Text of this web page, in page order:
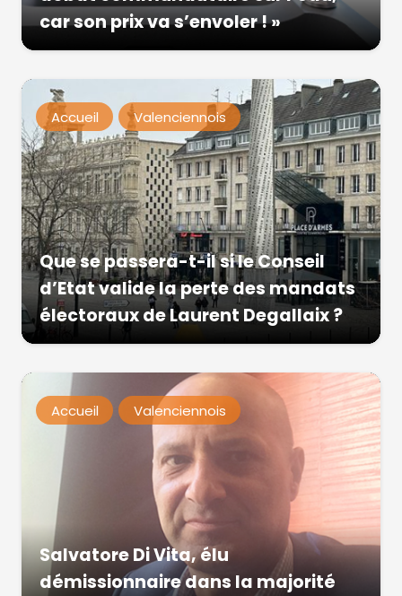
car son prix va s’envoler ! »
Accueil Valenciennois
Que se passera-t-il si le Conseil
d’Etat valide la perte des mandats
électoraux de Laurent Degallaix ?
Accueil Valenciennois
Salvatore Di Vita, élu
démissionnaire dans la majorité